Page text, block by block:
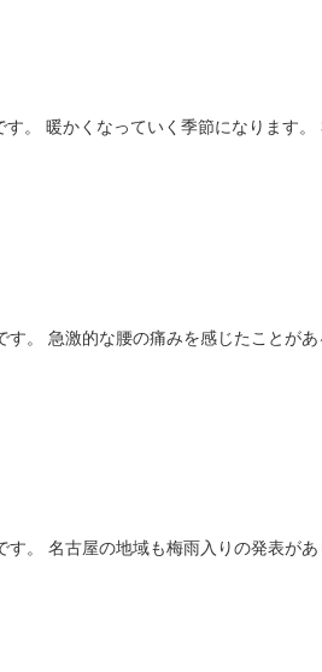
。 暖かくなっていく季節になります
。 急激的な腰の痛みを感じたことが
。 名古屋の地域も梅雨入りの発表が